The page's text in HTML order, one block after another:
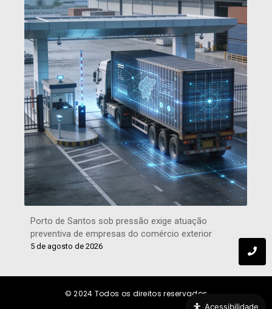
Porto de Santos sob pressão exige atuação
preventiva de empresas do comércio exterior
5 de agosto de 2026
© 2024 Todos os direitos reservados
Acessibilidade